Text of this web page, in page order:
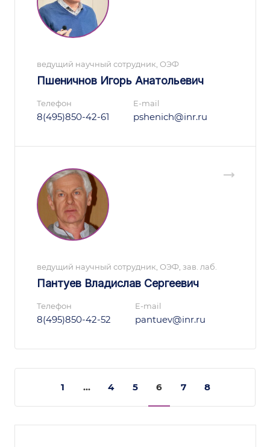
ведущий научный сотрудник, ОЭФ
Пшеничнов Игорь Анатольевич
Телефон
8(495)850-42-61
E-mail
pshenich@inr.ru
ведущий научный сотрудник, ОЭФ, зав. лаб.
Пантуев Владислав Сергеевич
Телефон
8(495)850-42-52
E-mail
pantuev@inr.ru
1 ... 4 5 6 7 8